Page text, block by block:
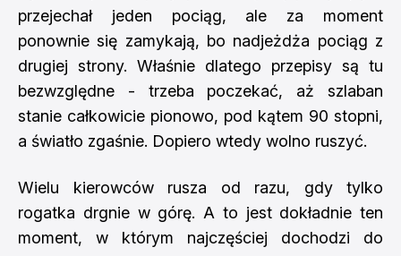
przejechał jeden pociąg, ale za moment
ponownie się zamykają, bo nadjeżdża pociąg z
drugiej strony. Właśnie dlatego przepisy są tu
bezwzględne - trzeba poczekać, aż szlaban
stanie całkowicie pionowo, pod kątem 90 stopni,
a światło zgaśnie. Dopiero wtedy wolno ruszyć.
Wielu kierowców rusza od razu, gdy tylko
rogatka drgnie w górę. A to jest dokładnie ten
moment, w którym najczęściej dochodzi do